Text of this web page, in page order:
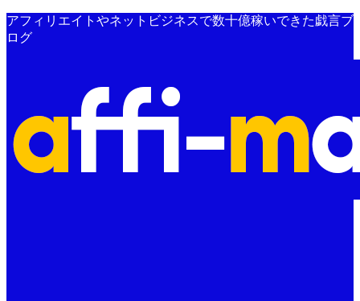
アフィリエイトやネットビジネスで数十億稼いできた戯言ブ
ログ